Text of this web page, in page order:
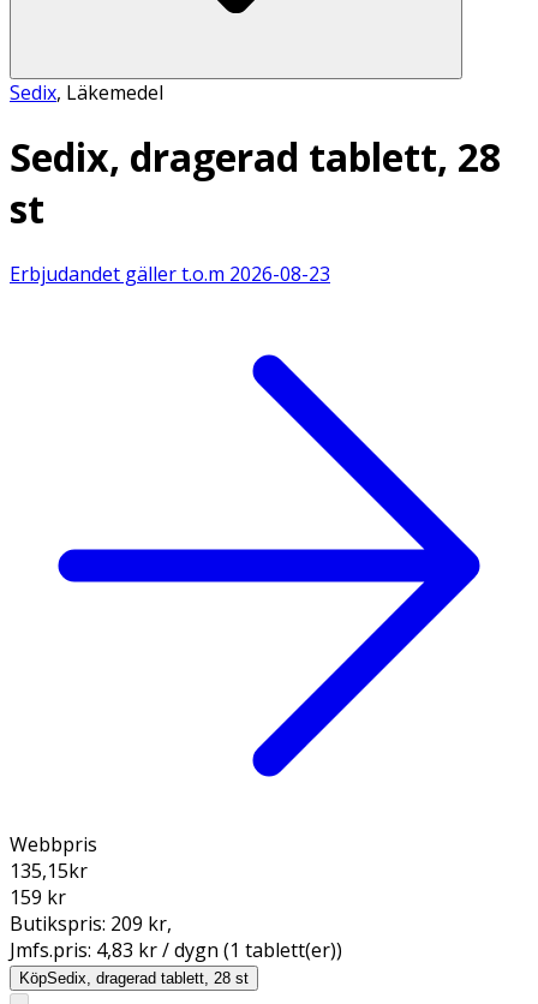
Sedix, Läkemedel
Sedix, dragerad tablett, 28
st
Erbjudandet gäller t.o.m 2026-08-23
Webbpris
135,15kr
159 kr
Butikspris: 209 kr,
Jmfs.pris: 4,83 kr / dygn (1 tablett(er))
KöpSedix, dragerad tablett, 28 st